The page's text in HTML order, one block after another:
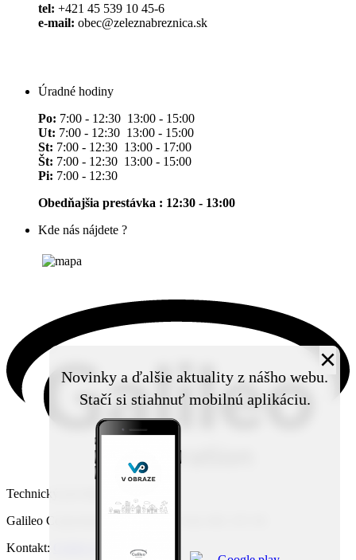
Novinky a ďalšie aktuality z nášho webu.
Stačí si stiahnuť mobilnú aplikáciu.
×
tel: +421 45 539 10 45-6
e-mail: obec@zeleznabreznica.sk
Úradné hodiny
Po: 7:00 - 12:30 13:00 - 15:00
Ut: 7:00 - 12:30 13:00 - 15:00
St: 7:00 - 12:30 13:00 - 17:00
Št: 7:00 - 12:30 13:00 - 15:00
Pi: 7:00 - 12:30
Obedňajšia prestávka : 12:30 - 13:00
Kde nás nájdete ?
Technický prevádzkovateľ:
Galileo Corporation s.r.o., Čierna Voda 468, 925 06
Kontakt:
Galileo Corporation s.r.o.